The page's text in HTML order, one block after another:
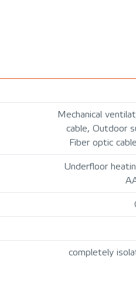
Mechanical
cable, Outdoor
Fiber optic
Underfloor
completely